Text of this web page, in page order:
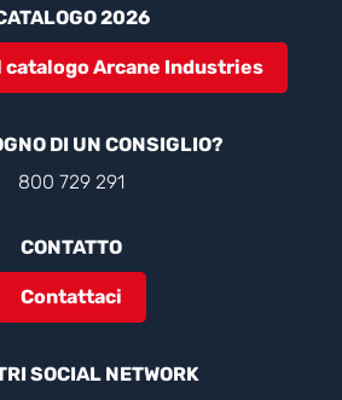
2026
catalogo Arcane Industries
DI UN CONSIGLIO?
800 729 291
CONTATTO
Contattaci
SOCIAL NETWORK